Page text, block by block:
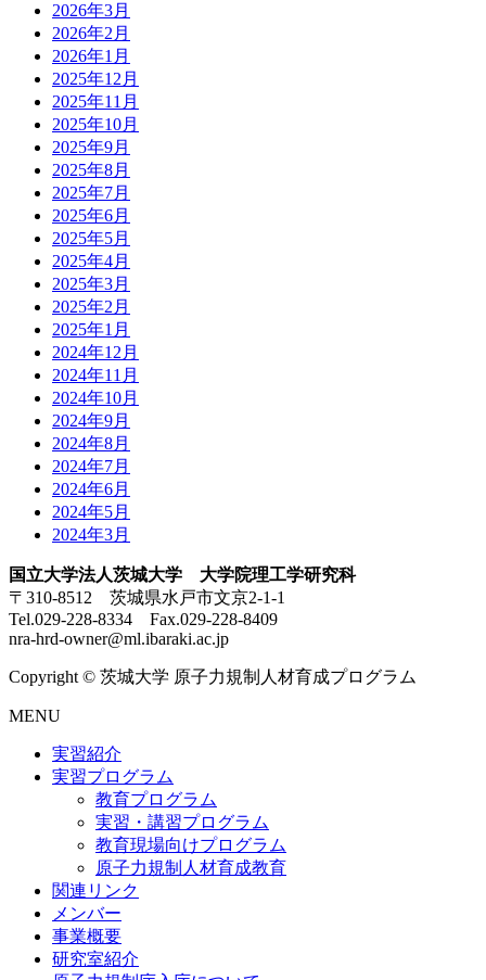
2026年3月
2026年2月
2026年1月
2025年12月
2025年11月
2025年10月
2025年9月
2025年8月
2025年7月
2025年6月
2025年5月
2025年4月
2025年3月
2025年2月
2025年1月
2024年12月
2024年11月
2024年10月
2024年9月
2024年8月
2024年7月
2024年6月
2024年5月
2024年3月
国立大学法人茨城大学 大学院理工学研究科
〒310-8512 茨城県水戸市文京2-1-1
Tel.029-228-8334 Fax.029-228-8409
nra-hrd-owner@ml.ibaraki.ac.jp
Copyright © 茨城大学 原子力規制人材育成プログラム
MENU
実習紹介
実習プログラム
教育プログラム
実習・講習プログラム
教育現場向けプログラム
原子力規制人材育成教育
関連リンク
メンバー
事業概要
研究室紹介